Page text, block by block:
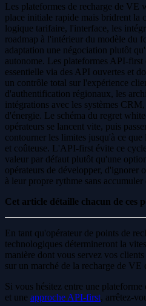
Les plateformes de recharge de VE
place initiale rapide mais bridrent la
logique tarifaire, l'interface, les
roadmap à l'intérieur du modèle du
adaptation une négociation plutôt
autonome. Les plateformes API-first
essentielle via des API ouvertes et
un contrôle total sur l'expérience
d'authentification régionaux, les
intégrations avec les systèmes
d'énergie. Le schéma du regret
opérateurs se lancent vite, puis
contourner les limites jusqu'à ce
et coûteuse. L'API-first évite ce
valeur par défaut plutôt qu'une
opérateurs de développer, d'ignorer
à leur propre rythme sans accumuler
Cet article détaille chacun de ces
En tant qu'opérateur de points de
technologiques détermineront la
manière dont vous servez vos
sur un marché de la recharge de VE
Si vous hésitez entre une
et une approche API-first, arrêtez-